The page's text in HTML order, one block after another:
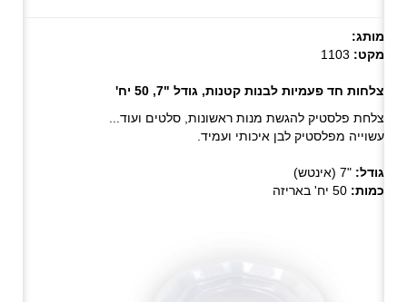
מותג:
מקט: 1103
צלחות חד פעמיות לבנות קטנות, גודל "7, 50 יח'
צלחת פלסטיק להגשת מנות ראשונות, סלטים ועוד...
עשוייה מפלסטיק לבן איכותי ועמיד.
גודל: "7 (אינטש)
כמות: 50 יח' באריזה